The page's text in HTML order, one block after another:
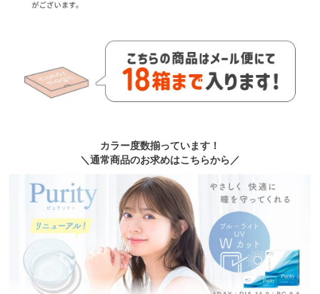
カラー度数揃っています！
＼通常商品のお求めはこちらから／